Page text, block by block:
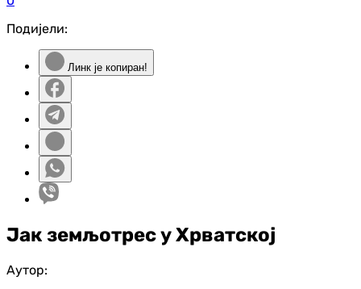
Подијели:
Линк је копиран!
Јак земљотрес у Хрватској
Аутор: